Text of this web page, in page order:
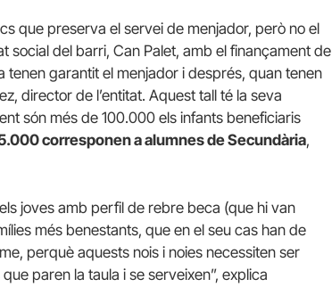
que preserva el servei de menjador, però no el
social del barri, Can Palet, amb el finançament de
tenen garantit el menjador i després, quan tenen
director de l’entitat. Aquest tall té la seva
són més de 100.000 els infants beneficiaris
corresponen a alumnes de Secundària,
joves amb perfil de rebre beca (que hi van
més benestants, que en el seu cas han de
perquè aquests nois i noies necessiten ser
paren la taula i se serveixen”, explica